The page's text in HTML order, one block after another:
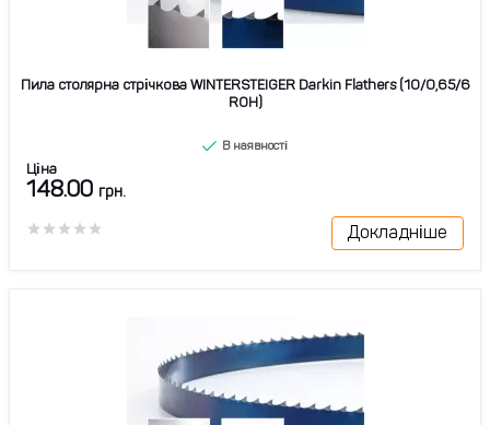
Пила столярна стрічкова WINTERSTEIGER Darkin Flathers (10/0,65/6
ROH)
В наявності
Ціна
148.00 грн.
Докладніше